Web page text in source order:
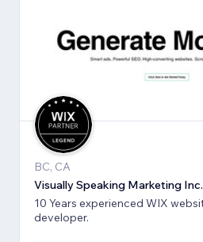
BC, CA
Visually Speaking Marketing Inc.
10 Years experienced WIX website designer &
developer.